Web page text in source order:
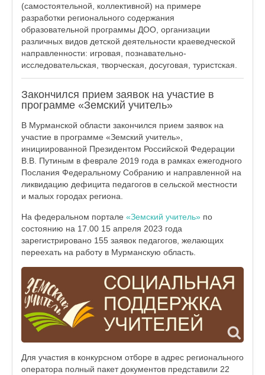
(самостоятельной, коллективной) на примере
разработки регионального содержания
образовательной программы ДОО, организации
различных видов детской деятельности краеведческой
направленности: игровая, познавательно-
исследовательская, творческая, досуговая, туристская.
Закончился прием заявок на участие в
программе «Земский учитель»
В Мурманской области закончился прием заявок на
участие в программе «Земский учитель»,
инициированной Президентом Российской Федерации
В.В. Путиным в феврале 2019 года в рамках ежегодного
Послания Федеральному Собранию и направленной на
ликвидацию дефицита педагогов в сельской местности
и малых городах региона.
На федеральном портале «Земский учитель» по
состоянию на 17.00 15 апреля 2023 года
зарегистрировано 155 заявок педагогов, желающих
переехать на работу в Мурманскую область.
Для участия в конкурсном отборе в адрес регионального
оператора полный пакет документов представили 22